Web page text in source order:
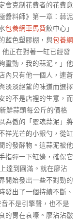
會克制花費者的花費意
醬料師》第一章：蒜泥
包養網車馬費餃中心」
藍色塑膠棚，與包養網
正在對著一缸已經發
靈動，我的蒜泥。」他
內只有他一個人，連蒼
淡淡絕望的味道而選擇
的不是店裡的生意，而
鮮蒜頭每公斤的價格
為傲的「靈魂蒜泥」將
祥光芒的小銀勺，從缸
的發酵物。這蒜泥被他
指彈一下缸邊，確保它
達到圓滿。就在廖沾
開始發出一些不對勁的
發出了一個持續不斷、
不是引擎聲，也不是
的胃在哀嚎。廖沾沾皺